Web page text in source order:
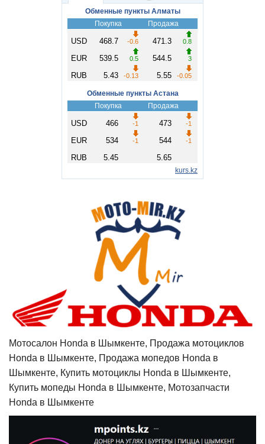
Мотосалон Honda в Шымкенте, Продажа мотоциклов
Honda в Шымкенте, Продажа мопедов Honda в
Шымкенте, Купить мотоциклы Honda в Шымкенте,
Купить мопеды Honda в Шымкенте, Мотозапчасти
Honda в Шымкенте